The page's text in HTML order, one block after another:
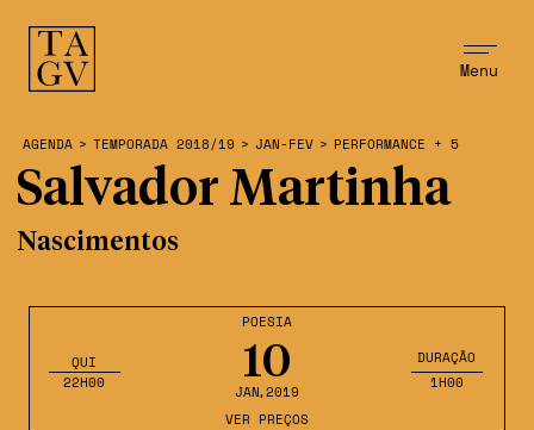
Menu
POESIA
10
JAN,2019
QUI
22H00
DURAÇÃO
1H00
VER PREÇOS
AGENDA > TEMPORADA 2018/19 > JAN-FEV > PERFORMANCE + 5
Salvador Martinha
Nascimentos